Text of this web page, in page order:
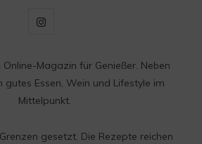
I
t
Magazin für Genießer. Neben
gutes Essen, Wein und Lifestyle im
Mittelpunkt.
gesetzt. Die Rezepte reichen